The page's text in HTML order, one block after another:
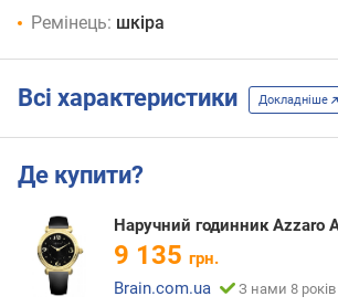
Ремінець: шкіра
Всі характеристики Докладніше
Де купити?
Наручний годинник Azzaro
9 135 грн.
Brain.com.ua
З нами 8 років